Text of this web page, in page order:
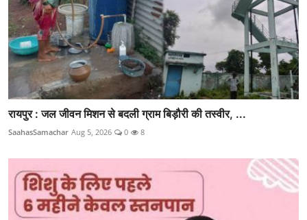
रायपुर : जल जीवन मिशन से बदली ग्राम बिड़ौरी की तस्वीर, ...
SaahasSamachar Aug 5, 2026 0 8